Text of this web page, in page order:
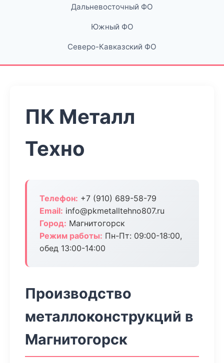
Дальневосточный ФО
Южный ФО
Северо-Кавказский ФО
ПК Металл
Техно
Телефон: +7 (910) 689-58-79
Email: info@pkmetalltehno807.ru
Город: Магнитогорск
Режим работы: Пн-Пт: 09:00-18:00,
обед 13:00-14:00
Производство
металлоконструкций в
Магнитогорск